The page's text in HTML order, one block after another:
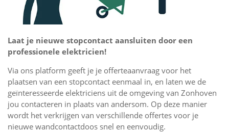
Laat je nieuwe stopcontact aansluiten door een
professionele elektricien!
Via ons platform geeft je je offerteaanvraag voor het
plaatsen van een stopcontact eenmaal in, en laten we de
geïnteresseerde elektriciens uit de omgeving van Zonhoven
jou contacteren in plaats van andersom. Op deze manier
wordt het verkrijgen van verschillende offertes voor je
nieuwe wandcontactdoos snel en eenvoudig.